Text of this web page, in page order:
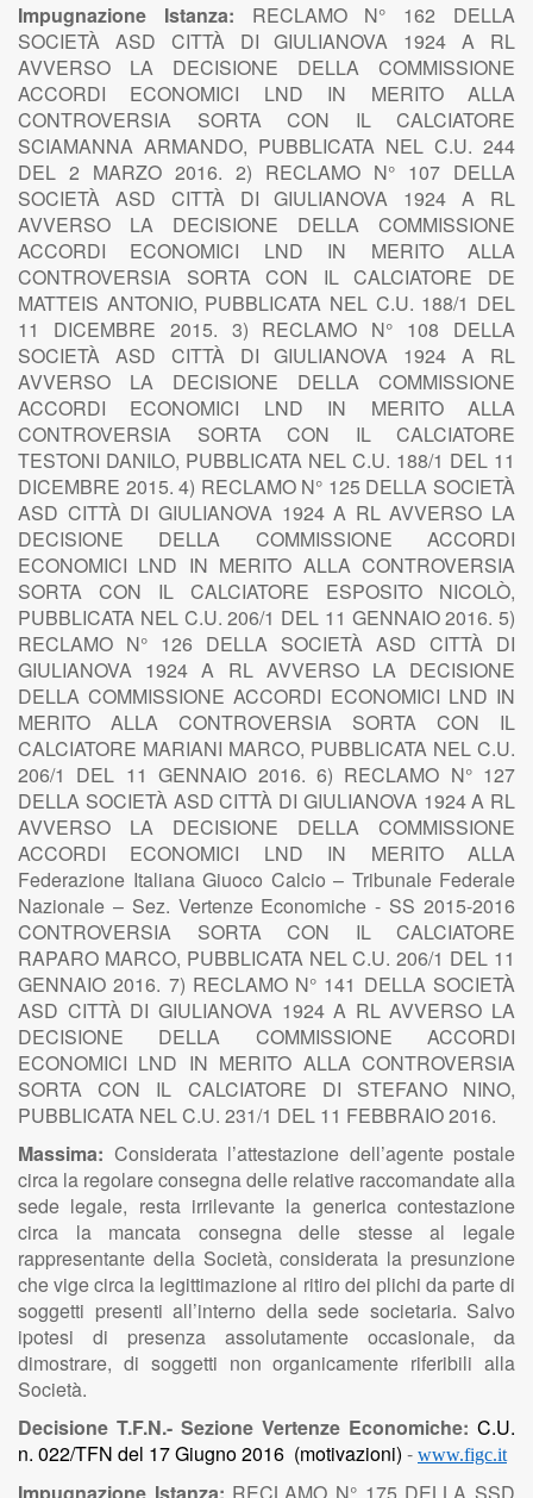
Impugnazione Istanza: RECLAMO N° 162 DELLA
SOCIETÀ ASD CITTÀ DI GIULIANOVA 1924 A RL
AVVERSO LA DECISIONE DELLA COMMISSIONE
ACCORDI ECONOMICI LND IN MERITO ALLA
CONTROVERSIA SORTA CON IL CALCIATORE
SCIAMANNA ARMANDO, PUBBLICATA NEL C.U. 244
DEL 2 MARZO 2016. 2) RECLAMO N° 107 DELLA
SOCIETÀ ASD CITTÀ DI GIULIANOVA 1924 A RL
AVVERSO LA DECISIONE DELLA COMMISSIONE
ACCORDI ECONOMICI LND IN MERITO ALLA
CONTROVERSIA SORTA CON IL CALCIATORE DE
MATTEIS ANTONIO, PUBBLICATA NEL C.U. 188/1 DEL
11 DICEMBRE 2015. 3) RECLAMO N° 108 DELLA
SOCIETÀ ASD CITTÀ DI GIULIANOVA 1924 A RL
AVVERSO LA DECISIONE DELLA COMMISSIONE
ACCORDI ECONOMICI LND IN MERITO ALLA
CONTROVERSIA SORTA CON IL CALCIATORE
TESTONI DANILO, PUBBLICATA NEL C.U. 188/1 DEL 11
DICEMBRE 2015. 4) RECLAMO N° 125 DELLA SOCIETÀ
ASD CITTÀ DI GIULIANOVA 1924 A RL AVVERSO LA
DECISIONE DELLA COMMISSIONE ACCORDI
ECONOMICI LND IN MERITO ALLA CONTROVERSIA
SORTA CON IL CALCIATORE ESPOSITO NICOLÒ,
PUBBLICATA NEL C.U. 206/1 DEL 11 GENNAIO 2016. 5)
RECLAMO N° 126 DELLA SOCIETÀ ASD CITTÀ DI
GIULIANOVA 1924 A RL AVVERSO LA DECISIONE
DELLA COMMISSIONE ACCORDI ECONOMICI LND IN
MERITO ALLA CONTROVERSIA SORTA CON IL
CALCIATORE MARIANI MARCO, PUBBLICATA NEL C.U.
206/1 DEL 11 GENNAIO 2016. 6) RECLAMO N° 127
DELLA SOCIETÀ ASD CITTÀ DI GIULIANOVA 1924 A RL
AVVERSO LA DECISIONE DELLA COMMISSIONE
ACCORDI ECONOMICI LND IN MERITO ALLA
Federazione Italiana Giuoco Calcio – Tribunale Federale
Nazionale – Sez. Vertenze Economiche - SS 2015-2016
CONTROVERSIA SORTA CON IL CALCIATORE
RAPARO MARCO, PUBBLICATA NEL C.U. 206/1 DEL 11
GENNAIO 2016. 7) RECLAMO N° 141 DELLA SOCIETÀ
ASD CITTÀ DI GIULIANOVA 1924 A RL AVVERSO LA
DECISIONE DELLA COMMISSIONE ACCORDI
ECONOMICI LND IN MERITO ALLA CONTROVERSIA
SORTA CON IL CALCIATORE DI STEFANO NINO,
PUBBLICATA NEL C.U. 231/1 DEL 11 FEBBRAIO 2016.
Massima: Considerata l’attestazione dell’agente postale
circa la regolare consegna delle relative raccomandate alla
sede legale, resta irrilevante la generica contestazione
circa la mancata consegna delle stesse al legale
rappresentante della Società, considerata la presunzione
che vige circa la legittimazione al ritiro dei plichi da parte di
soggetti presenti all’interno della sede societaria. Salvo
ipotesi di presenza assolutamente occasionale, da
dimostrare, di soggetti non organicamente riferibili alla
Società.
Decisione T.F.N.- Sezione Vertenze Economiche: C.U.
n. 022/TFN del 17 Giugno 2016 (motivazioni) - www.figc.it